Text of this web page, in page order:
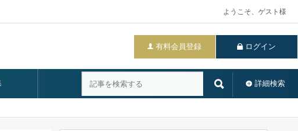
ようこそ、ゲスト様
有料会員登録 ログイン
詳細検索